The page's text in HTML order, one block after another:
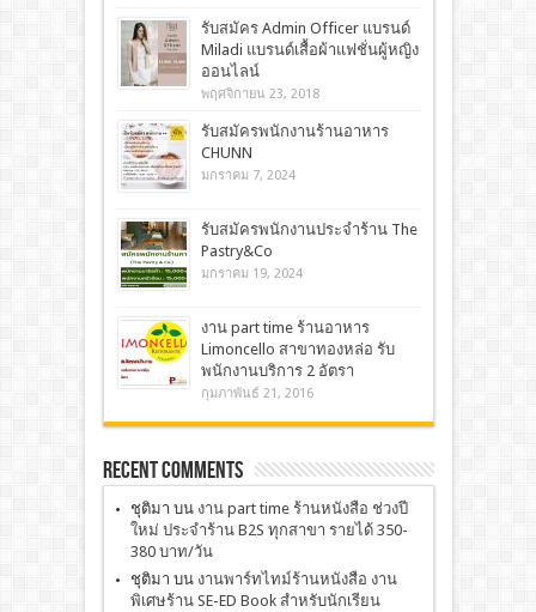
รับสมัคร Admin Officer แบรนด์
Miladi แบรนด์เสื้อผ้าแฟชั่นผู้หญิง
ออนไลน์
พฤศจิกายน 23, 2018
รับสมัครพนักงานร้านอาหาร
CHUNN
มกราคม 7, 2024
รับสมัครพนักงานประจำร้าน The
Pastry&Co
มกราคม 19, 2024
งาน part time ร้านอาหาร
Limoncello สาขาทองหล่อ รับ
พนักงานบริการ 2 อัตรา
กุมภาพันธ์ 21, 2016
Recent Comments
ชุติมา บน งาน part time ร้านหนังสือ ช่วงปี
ใหม่ ประจำร้าน B2S ทุกสาขา รายได้ 350-
380 บาท/วัน
ชุติมา บน งานพาร์ทไทม์ร้านหนังสือ งาน
พิเศษร้าน SE-ED Book สำหรับนักเรียน